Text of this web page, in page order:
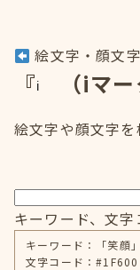
絵文字・顔文
『 （iマ
絵文字や顔文字を
キーワード、文字
キーワード：「笑顔
文字コード：